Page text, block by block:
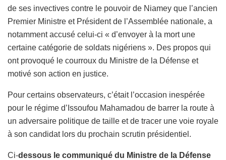
de ses invectives contre le pouvoir de Niamey que l’ancien
Premier Ministre et Président de l’Assemblée nationale, a
notamment accusé celui-ci « d’envoyer à la mort une
certaine catégorie de soldats nigériens ». Des propos qui
ont provoqué le courroux du Ministre de la Défense et
motivé son action en justice.
Pour certains observateurs, c’était l’occasion inespérée
pour le régime d’Issoufou Mahamadou de barrer la route à
un adversaire politique de taille et de tracer une voie royale
à son candidat lors du prochain scrutin présidentiel.
Ci-dessous le communiqué du Ministre de la Défense